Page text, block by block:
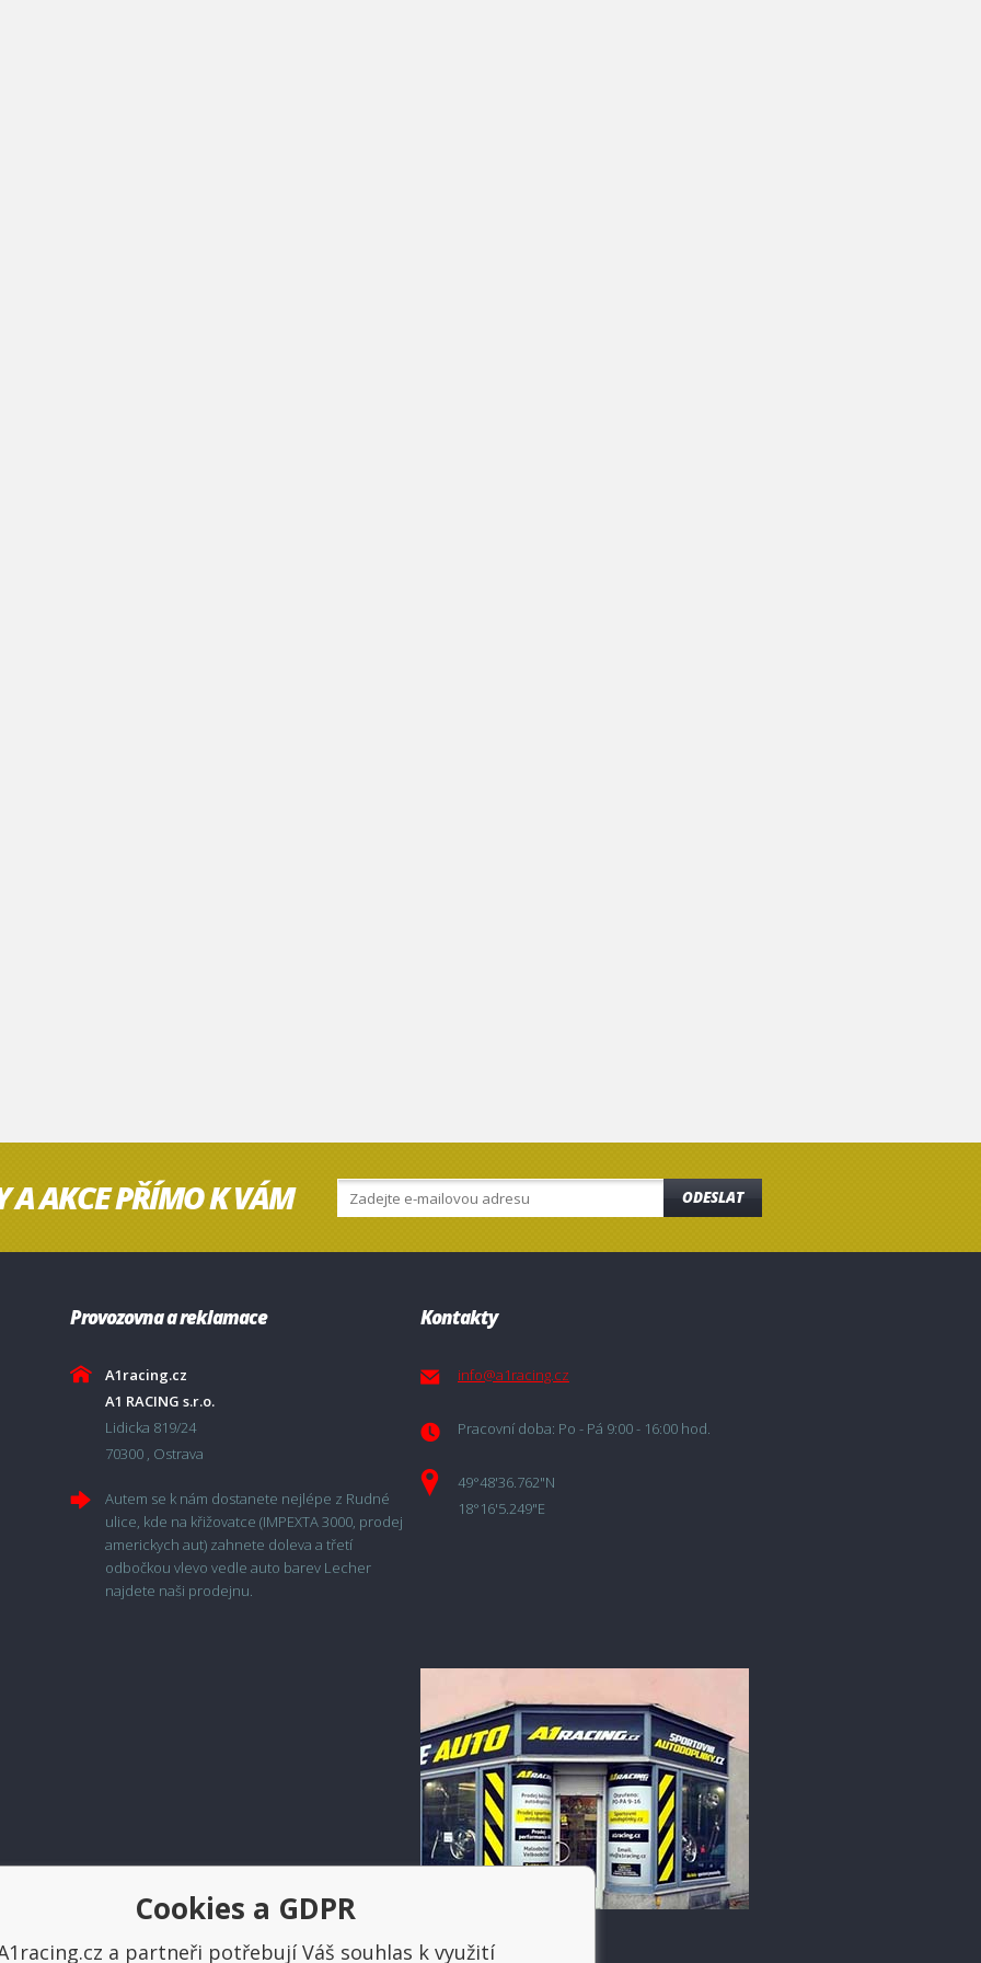
A AKCE PŘÍMO K VÁM ODESLAT
Provozovna a reklamace
A1racing.cz
A1 RACING s.r.o.
Lidicka 819/24
70300 , Ostrava
Autem se k nám dostanete nejlépe z Rudné
ulice, kde na křižovatce (IMPEXTA 3000, prodej
americkych aut) zahnete doleva a třetí
odbočkou vlevo vedle auto barev Lecher
najdete naši prodejnu.
Kontakty
info@a1racing.cz
Pracovní doba: Po - Pá 9:00 - 16:00 hod.
49°48'36.762"N
18°16'5.249"E
Platba a doprava
Cookies a GDPR
a partneři potřebují Váš souhlas k využití